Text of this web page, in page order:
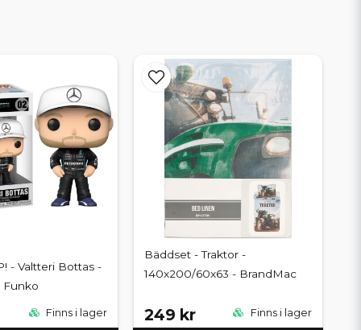
- Valtteri Bottas -
Funko
Finns i lager
Bäddset - Traktor -
140x200/60x63 - BrandMac
249 kr Finns i lager